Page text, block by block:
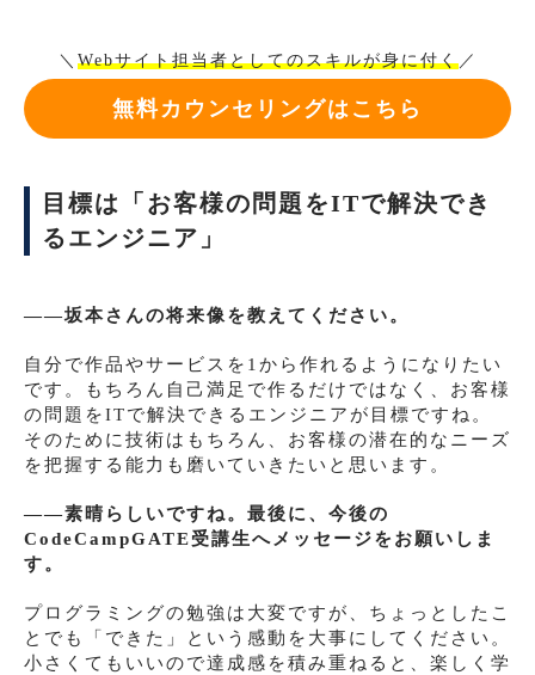
＼ Webサイト担当者としてのスキルが身に付く／
無料カウンセリングはこちら
目標は「お客様の問題をITで解決でき
るエンジニア」
――坂本さんの将来像を教えてください。
自分で作品やサービスを1から作れるようになりたい
です。もちろん自己満足で作るだけではなく、お客様
の問題をITで解決できるエンジニアが目標ですね。
そのために技術はもちろん、お客様の潜在的なニーズ
を把握する能力も磨いていきたいと思います。
――素晴らしいですね。最後に、今後の
CodeCampGATE受講生へメッセージをお願いしま
す。
プログラミングの勉強は大変ですが、ちょっとしたこ
とでも「できた」という感動を大事にしてください。
小さくてもいいので達成感を積み重ねると、楽しく学